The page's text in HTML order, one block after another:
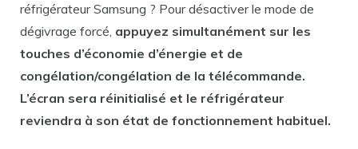
réfrigérateur Samsung ? Pour désactiver le mode de
dégivrage forcé, appuyez simultanément sur les
touches d’économie d’énergie et de
congélation/congélation de la télécommande.
L’écran sera réinitialisé et le réfrigérateur
reviendra à son état de fonctionnement habituel.